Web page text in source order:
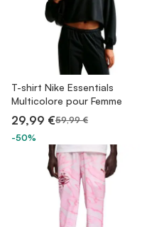
T-shirt Nike Essentials
Multicolore pour Femme
29,99 €59,99 €
-50%